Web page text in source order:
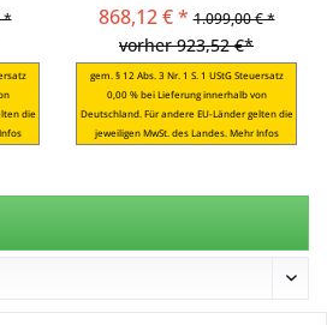
*
die
868,12 € * 1.099,00 € *
vorher 923,52 €*
gem. § 12 Abs. 3 Nr. 1 S. 1 UStG Steuersatz
0,00 % bei Lieferung innerhalb von
Deutschland. Für andere EU-Länder gelten die
jeweiligen MwSt. des Landes. Mehr Infos